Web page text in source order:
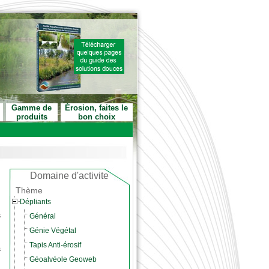
Gamme de
produits
Érosion, faites le
bon choix
Domaine d'activite
Thème
Dépliants
Général
Génie Végétal
Tapis Anti-érosif
Géoalvéole Geoweb